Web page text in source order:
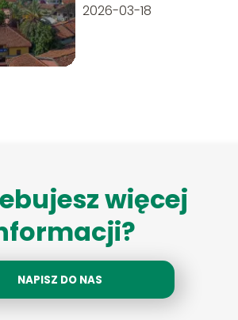
2026-03-18
więcej
NAPISZ DO NAS